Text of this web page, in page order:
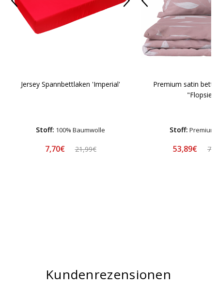
Jersey Spannbettlaken 'Imperial'
Stoff: 100% Baumwolle
7,70€ 21,99€
Premium satin
"Flopsie"
Stoff:
53,89€
Kundenrezensionen